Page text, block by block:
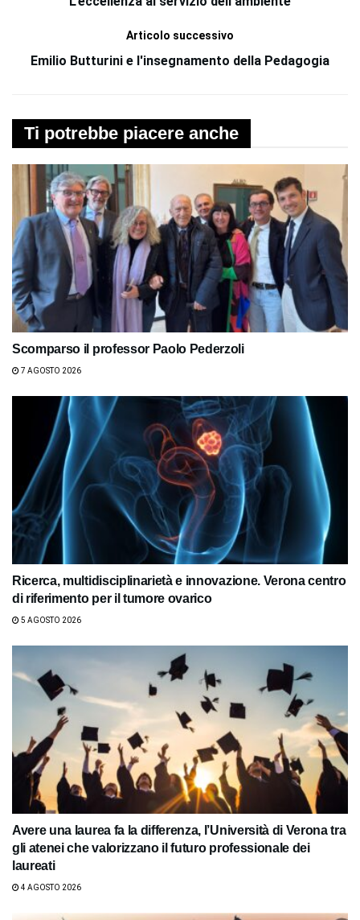
Articolo successivo
Emilio Butturini e l'insegnamento della Pedagogia
Ti potrebbe piacere anche
Scomparso il professor Paolo Pederzoli
7 AGOSTO 2026
Ricerca, multidisciplinarietà e innovazione. Verona centro
di riferimento per il tumore ovarico
5 AGOSTO 2026
Avere una laurea fa la differenza, l’Università di Verona tra
gli atenei che valorizzano il futuro professionale dei
laureati
4 AGOSTO 2026